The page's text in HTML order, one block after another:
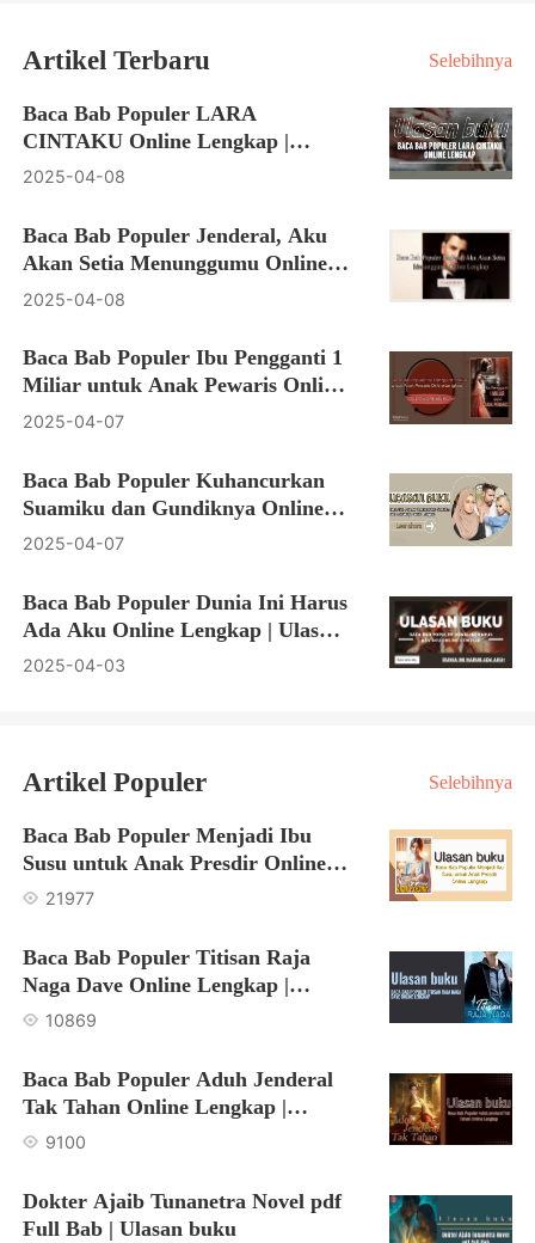
Artikel Terbaru Selebihnya
Baca Bab Populer LARA
CINTAKU Online Lengkap |
Ulasan buku
2025-04-08
Baca Bab Populer Jenderal, Aku
Akan Setia Menunggumu Online
Lengkap | Ulasan buku
2025-04-08
Baca Bab Populer Ibu Pengganti 1
Miliar untuk Anak Pewaris Online
Lengkap | Ulasan buku
2025-04-07
Baca Bab Populer Kuhancurkan
Suamiku dan Gundiknya Online
Lengkap | Ulasan buku
2025-04-07
Baca Bab Populer Dunia Ini Harus
Ada Aku Online Lengkap | Ulasan
buku
2025-04-03
Artikel Populer Selebihnya
Baca Bab Populer Menjadi Ibu
Susu untuk Anak Presdir Online
Lengkap | Ulasan buku
21977
Baca Bab Populer Titisan Raja
Naga Dave Online Lengkap |
Ulasan buku
10869
Baca Bab Populer Aduh Jenderal
Tak Tahan Online Lengkap |
Ulasan buku
9100
Dokter Ajaib Tunanetra Novel pdf
Full Bab | Ulasan buku